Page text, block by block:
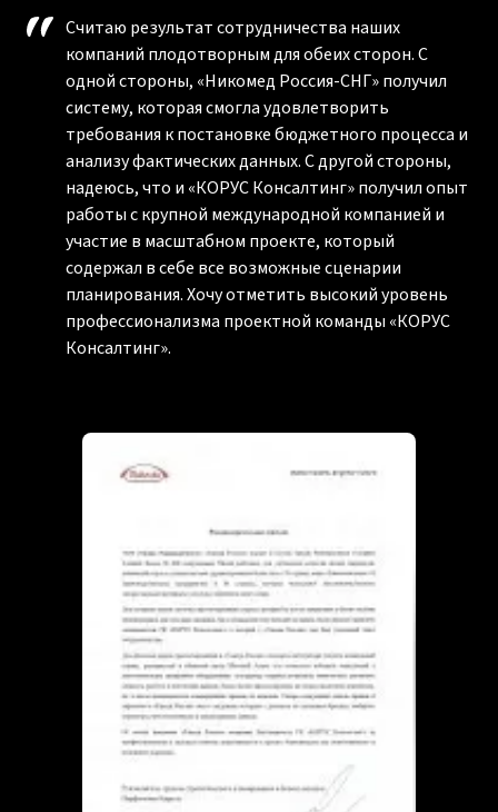
Считаю результат сотрудничества наших
компаний плодотворным для обеих сторон. С
одной стороны, «Никомед Россия-СНГ» получил
систему, которая смогла удовлетворить
требования к постановке бюджетного процесса и
анализу фактических данных. С другой стороны,
надеюсь, что и «КОРУС Консалтинг» получил опыт
работы с крупной международной компанией и
участие в масштабном проекте, который
содержал в себе все возможные сценарии
планирования. Хочу отметить высокий уровень
профессионализма проектной команды «КОРУС
Консалтинг».